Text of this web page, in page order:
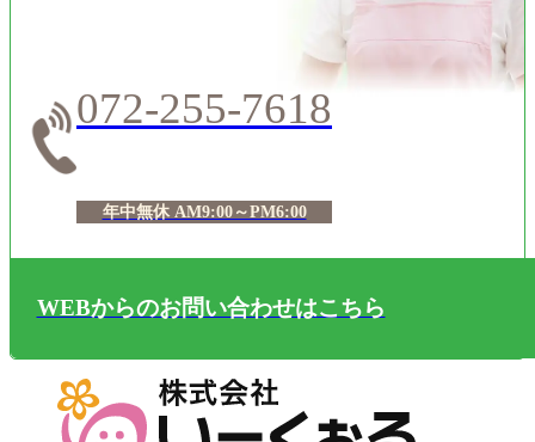
072-255-7618
年中無休 AM9:00～PM6:00
WEBからのお問い合わせはこちら